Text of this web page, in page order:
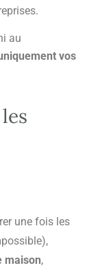
au
vos
une fois les
maison,